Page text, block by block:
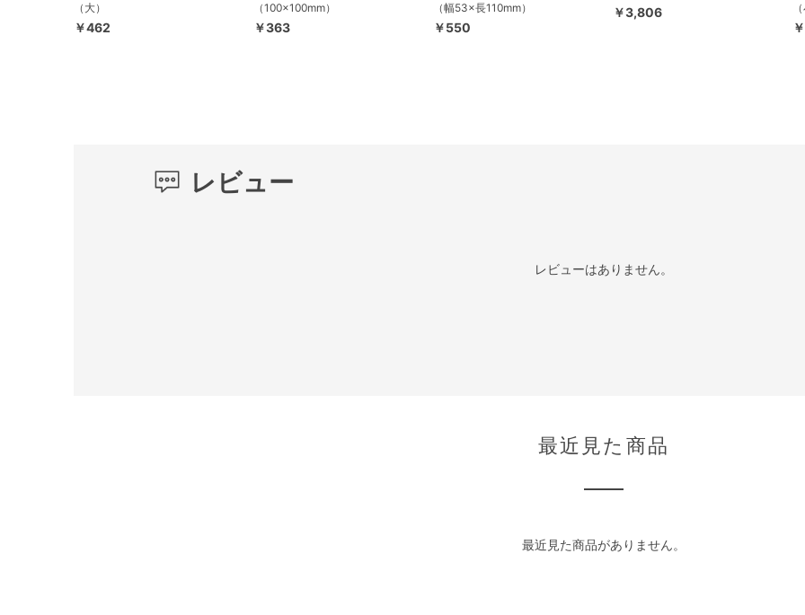
（大）
￥462
（100×100mm）
￥363
（幅53×長110mm）
￥550
￥3,806
レビュー
レビューはありません。
最近見た商品
最近見た商品がありません。